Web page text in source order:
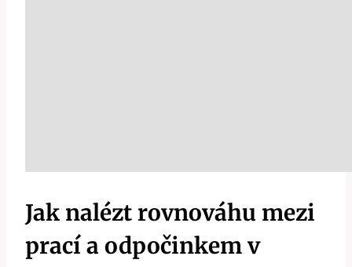
Jak nalézt rovnováhu mezi
prací a odpočinkem v